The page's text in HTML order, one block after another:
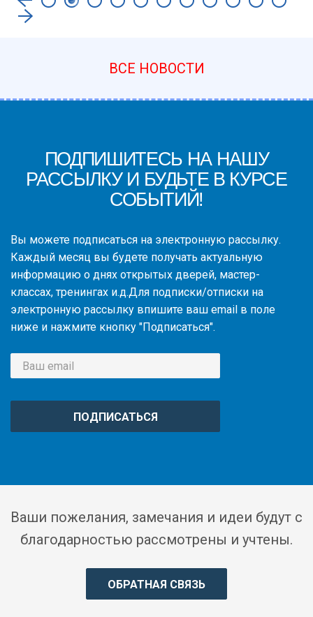
ВСЕ НОВОСТИ
ПОДПИШИТЕСЬ НА НАШУ
РАССЫЛКУ И БУДЬТЕ В КУРСЕ
СОБЫТИЙ!
Вы можете подписаться на электронную рассылку.
Каждый месяц вы будете получать актуальную
информацию о днях открытых дверей, мастер-
классах, тренингах и.д.Для подписки/отписки на
электронную рассылку впишите ваш email в поле
ниже и нажмите кнопку "Подписаться".
ПОДПИСАТЬСЯ
Ваши пожелания, замечания и идеи будут с
благодарностью рассмотрены и учтены.
ОБРАТНАЯ СВЯЗЬ